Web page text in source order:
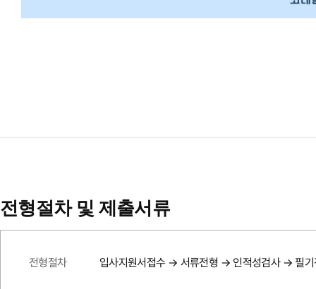
전형절차 및 제출서류
전형절차 입사지원서접수 → 서류전형 → 인적성검사 → 필